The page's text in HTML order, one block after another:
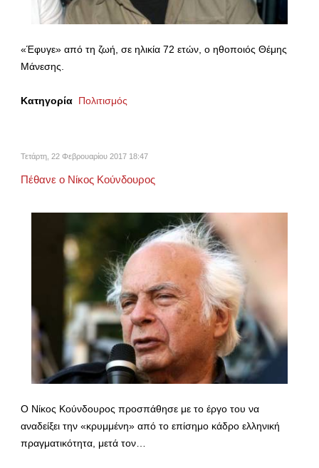
«Έφυγε» από τη ζωή, σε ηλικία 72 ετών, ο ηθοποιός Θέμης
Μάνεσης.
Κατηγορία Πολιτισμός
Τετάρτη, 22 Φεβρουαρίου 2017 18:47
Πέθανε ο Νίκος Κούνδουρος
Ο Νίκος Κούνδουρος προσπάθησε με το έργο του να
αναδείξει την «κρυμμένη» από το επίσημο κάδρο ελληνική
πραγματικότητα, μετά τον…